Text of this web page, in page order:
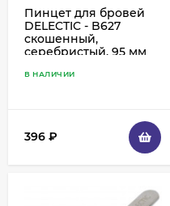
Пинцет для бровей
DELECTIC - B627
скошенный,
серебристый, 95 мм
В НАЛИЧИИ
396 ₽